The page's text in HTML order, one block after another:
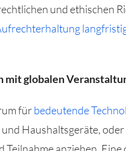
und ethischen
mit globalen
fürbedeutende
Haushaltsgeräte, oder